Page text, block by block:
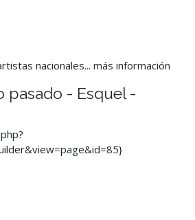
nacionales... más información
pasado - Esquel -